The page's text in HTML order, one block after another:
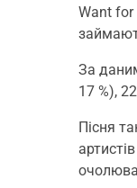
Want for
За
17 %),
Пісня